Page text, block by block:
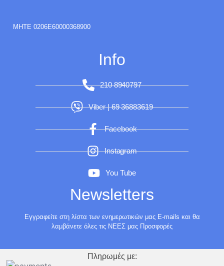
ΜΗΤΕ 0206E60000368900
Info
210 8940797
Viber | 69 36883619
Facebook
Instagram
You Tube
Newsletters
Εγγραφείτε στη λίστα των ενημερωτικών μας E-mails και θα
λαμβάνετε όλες τις ΝΕΕΣ μας Προσφορές
Πληρωμές με: